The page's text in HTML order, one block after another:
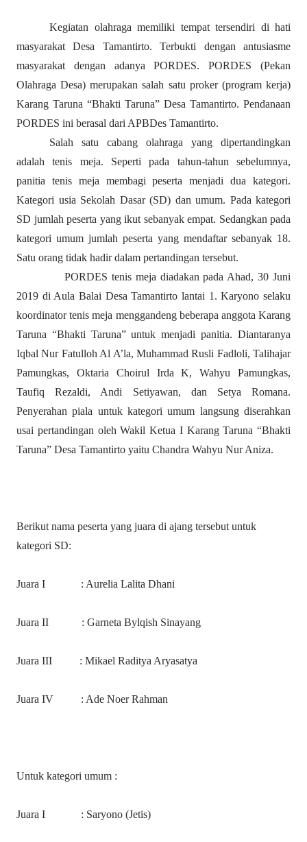
Kegiatan olahraga memiliki tempat tersendiri di hati
masyarakat Desa Tamantirto. Terbukti dengan antusiasme
masyarakat dengan adanya PORDES. PORDES (Pekan
Olahraga Desa) merupakan salah satu proker (program kerja)
Karang Taruna “Bhakti Taruna” Desa Tamantirto. Pendanaan
PORDES ini berasal dari APBDes Tamantirto.
Salah satu cabang olahraga yang dipertandingkan
adalah tenis meja. Seperti pada tahun-tahun sebelumnya,
panitia tenis meja membagi peserta menjadi dua kategori.
Kategori usia Sekolah Dasar (SD) dan umum. Pada kategori
SD jumlah peserta yang ikut sebanyak empat. Sedangkan pada
kategori umum jumlah peserta yang mendaftar sebanyak 18.
Satu orang tidak hadir dalam pertandingan tersebut.
PORDES tenis meja diadakan pada Ahad, 30 Juni
2019 di Aula Balai Desa Tamantirto lantai 1. Karyono selaku
koordinator tenis meja menggandeng beberapa anggota Karang
Taruna “Bhakti Taruna” untuk menjadi panitia. Diantaranya
Iqbal Nur Fatulloh Al A’la, Muhammad Rusli Fadloli, Talihajar
Pamungkas, Oktaria Choirul Irda K, Wahyu Pamungkas,
Taufiq Rezaldi, Andi Setiyawan, dan Setya Romana.
Penyerahan piala untuk kategori umum langsung diserahkan
usai pertandingan oleh Wakil Ketua I Karang Taruna “Bhakti
Taruna” Desa Tamantirto yaitu Chandra Wahyu Nur Aniza.
Berikut nama peserta yang juara di ajang tersebut untuk
kategori SD:
Juara I : Aurelia Lalita Dhani
Juara II : Garneta Bylqish Sinayang
Juara III : Mikael Raditya Aryasatya
Juara IV : Ade Noer Rahman
Untuk kategori umum :
Juara I : Saryono (Jetis)